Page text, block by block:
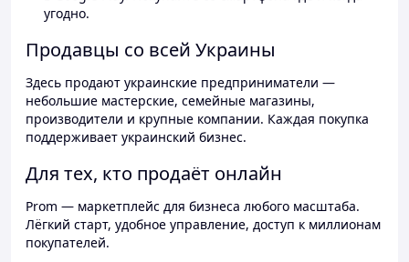
угодно.
Продавцы со всей Украины
Здесь продают украинские предприниматели —
небольшие мастерские, семейные магазины,
производители и крупные компании. Каждая покупка
поддерживает украинский бизнес.
Для тех, кто продаёт онлайн
Prom — маркетплейс для бизнеса любого масштаба.
Лёгкий старт, удобное управление, доступ к миллионам
покупателей.